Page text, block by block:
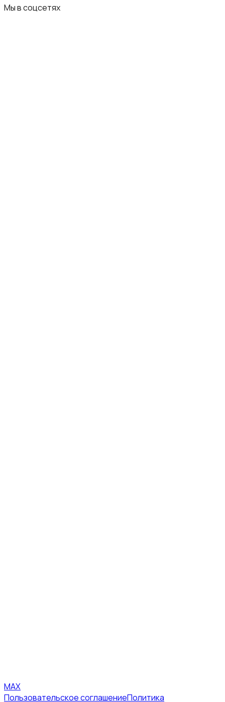
Мы в соцсетях
MAX
Пользовательское соглашениеПолитика